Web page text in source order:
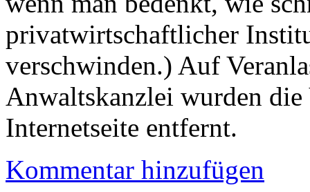
privatwirtschaftlicher
verschwinden.) Auf
Anwaltskanzlei wurden
Internetseite entfernt.
Kommentar hinzufügen